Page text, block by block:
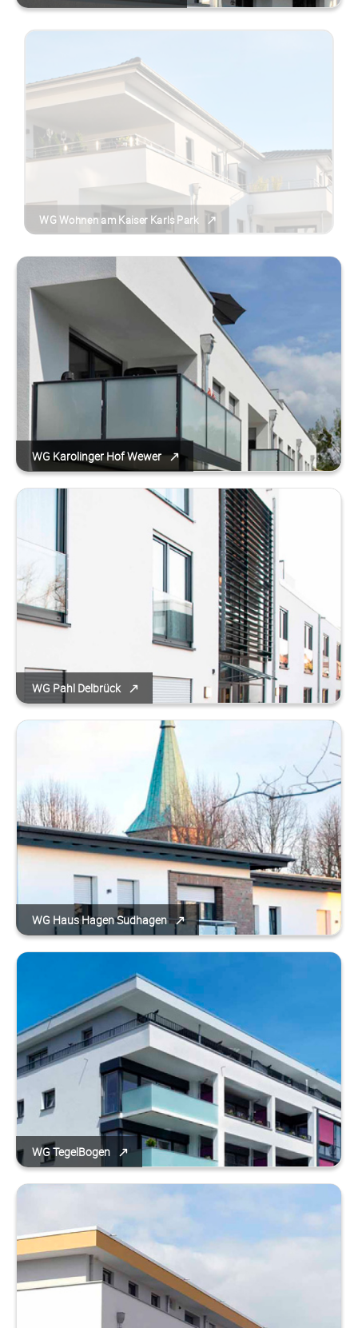
WG Wohnen am Kaiser Karls Park
WG Karolinger Hof Wewer
WG Pahl Delbrück
WG Haus Hagen Sudhagen
WG TegelBogen